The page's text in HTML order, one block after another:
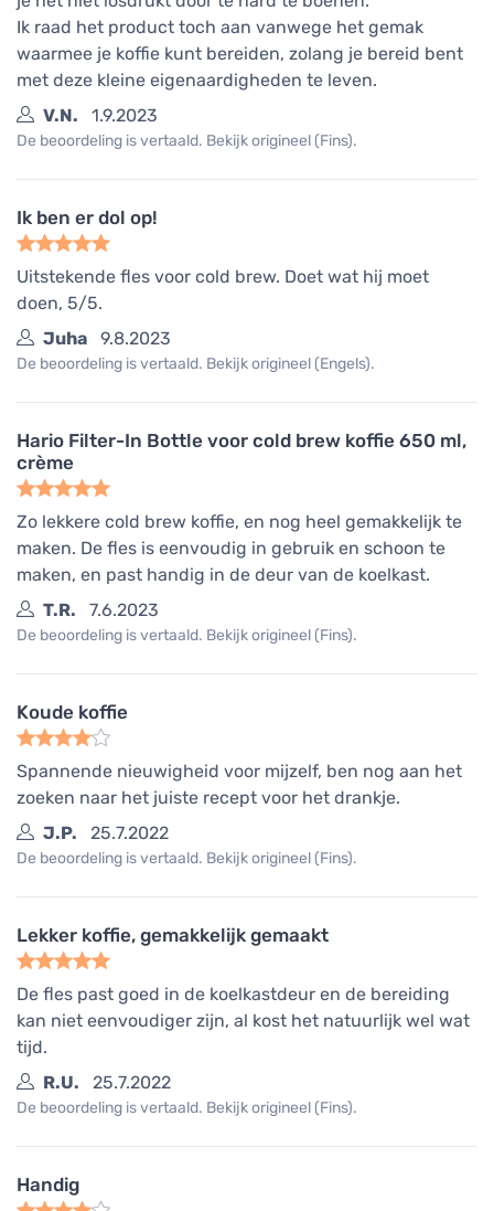
Ik raad het product toch aan vanwege het gemak
waarmee je koffie kunt bereiden, zolang je bereid bent
met deze kleine eigenaardigheden te leven.
V.N.
1.9.2023
De beoordeling is vertaald. Bekijk origineel (Fins).
Ik ben er dol op!
Uitstekende fles voor cold brew. Doet wat hij moet
doen, 5/5.
Juha
9.8.2023
De beoordeling is vertaald. Bekijk origineel (Engels).
Hario Filter-In Bottle voor cold brew koffie 650 ml,
crème
Zo lekkere cold brew koffie, en nog heel gemakkelijk te
maken. De fles is eenvoudig in gebruik en schoon te
maken, en past handig in de deur van de koelkast.
T.R.
7.6.2023
De beoordeling is vertaald. Bekijk origineel (Fins).
Koude koffie
Spannende nieuwigheid voor mijzelf, ben nog aan het
zoeken naar het juiste recept voor het drankje.
J.P.
25.7.2022
De beoordeling is vertaald. Bekijk origineel (Fins).
Lekker koffie, gemakkelijk gemaakt
De fles past goed in de koelkastdeur en de bereiding
kan niet eenvoudiger zijn, al kost het natuurlijk wel wat
tijd.
R.U.
25.7.2022
De beoordeling is vertaald. Bekijk origineel (Fins).
Handig